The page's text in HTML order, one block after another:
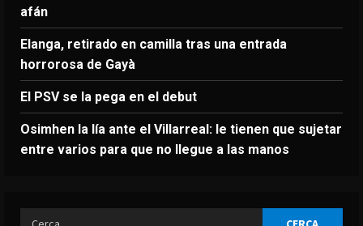
afán
Elanga, retirado en camilla tras una entrada
horrorosa de Gayà
El PSV se la pega en el debut
Osimhen la lía ante el Villarreal: le tienen que sujetar
entre varios para que no llegue a las manos
Ricerca